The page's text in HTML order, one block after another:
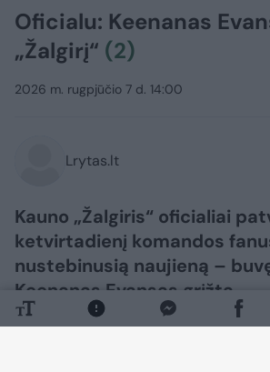
Oficialu: Keenanas
„Žalgirį“ (2)
2026 m. rugpjūčio 7 d. 14:00
Lrytas.lt
Kauno „Žalgiris“ oficialiai
ketvirtadienį komandos
nustebinusią naujieną –
Keenanas Evansas grįžta.